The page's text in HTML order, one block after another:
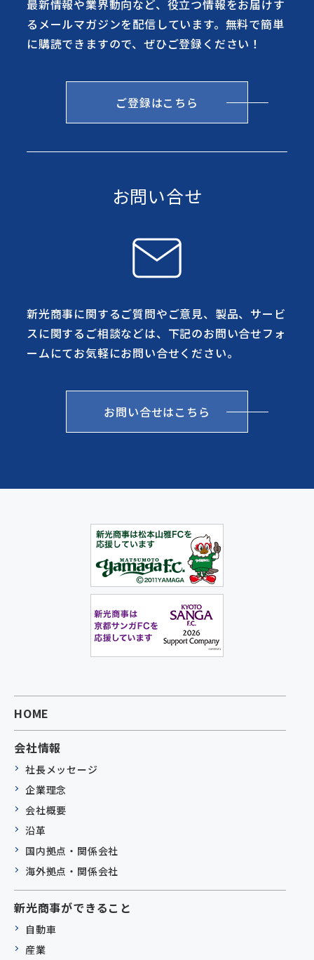
最新情報や業界動向など、役立つ情報をお届けす
るメールマガジンを配信しています。無料で簡単
に購読できますので、ぜひご登録ください！
ご登録はこちら
お問い合せ
新光商事に関するご質問やご意見、製品、サービ
スに関するご相談などは、下記のお問い合せフォ
ームにてお気軽にお問い合せください。
お問い合せはこちら
HOME
会社情報
社長メッセージ
企業理念
会社概要
沿革
国内拠点・関係会社
海外拠点・関係会社
新光商事ができること
自動車
産業